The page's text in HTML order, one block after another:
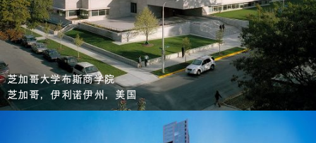
芝加哥大学布斯商学院
芝加哥，伊利诺伊州，美国